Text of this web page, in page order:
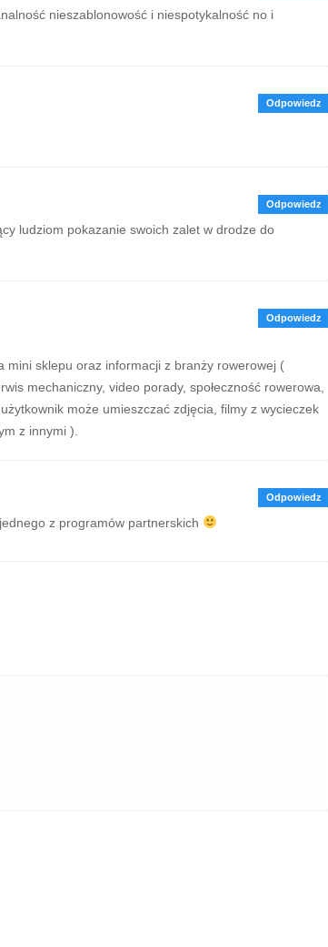
nieszablonowość i niespotykalność no i
Odpowiedz
Odpowiedz
ludziom pokazanie swoich zalet w drodze do
Odpowiedz
sklepu oraz informacji z branży rowerowej (
mechaniczny, video porady, społeczność rowerowa,
może umieszczać zdjęcia, filmy z wycieczek
z innymi ).
Odpowiedz
z programów partnerskich